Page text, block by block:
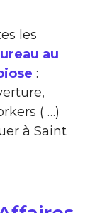
les
au
:
( …)
à Saint